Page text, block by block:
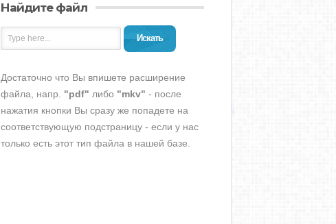
Найдите файл
Искать
Достаточно что Вы впишете расширение
файла, напр. "pdf" либо "mkv" - после
нажатия кнопки Вы сразу же попадете на
соответствующую подстраницу - если у нас
только есть этот тип файла в нашей базе.